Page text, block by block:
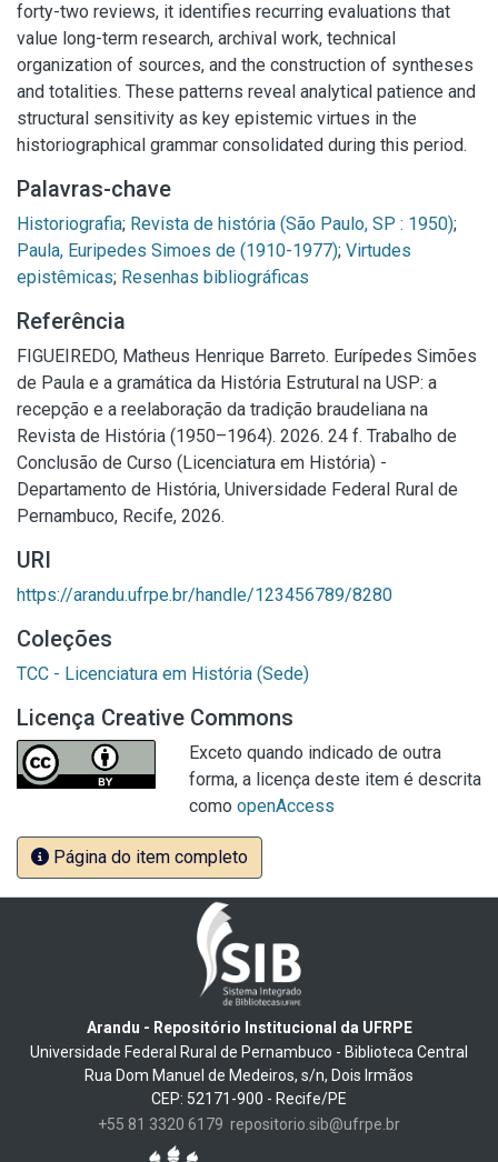
forty-two reviews, it identifies recurring evaluations that
value long-term research, archival work, technical
organization of sources, and the construction of syntheses
and totalities. These patterns reveal analytical patience and
structural sensitivity as key epistemic virtues in the
historiographical grammar consolidated during this period.
Palavras-chave
Historiografia; Revista de história (São Paulo, SP : 1950);
Paula, Euripedes Simoes de (1910-1977); Virtudes
epistêmicas; Resenhas bibliográficas
Referência
FIGUEIREDO, Matheus Henrique Barreto. Eurípedes Simões
de Paula e a gramática da História Estrutural na USP: a
recepção e a reelaboração da tradição braudeliana na
Revista de História (1950–1964). 2026. 24 f. Trabalho de
Conclusão de Curso (Licenciatura em História) -
Departamento de História, Universidade Federal Rural de
Pernambuco, Recife, 2026.
URI
https://arandu.ufrpe.br/handle/123456789/8280
Coleções
TCC - Licenciatura em História (Sede)
Licença Creative Commons
Exceto quando indicado de outra
forma, a licença deste item é descrita
como openAccess
Página do item completo
Arandu - Repositório Institucional da UFRPE
Universidade Federal Rural de Pernambuco - Biblioteca Central
Rua Dom Manuel de Medeiros, s/n, Dois Irmãos
CEP: 52171-900 - Recife/PE
+55 81 3320 6179 repositorio.sib@ufrpe.br